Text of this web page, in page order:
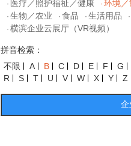
· 医疗／照护福祉／健康 · 环境／
· 生物／农业 · 食品 · 生活用品 ·
· 横滨企业云展厅（VR视频）
拼音检索：
不限
A B C D E F G
R
S T U V W X Y Z
企